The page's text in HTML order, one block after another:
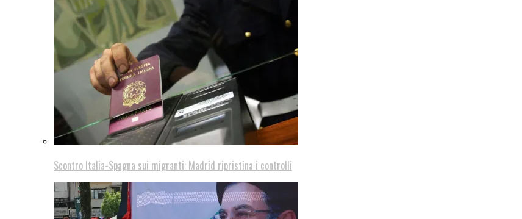
Scontro Italia-Spagna sui migranti: Madrid ripristina i controlli